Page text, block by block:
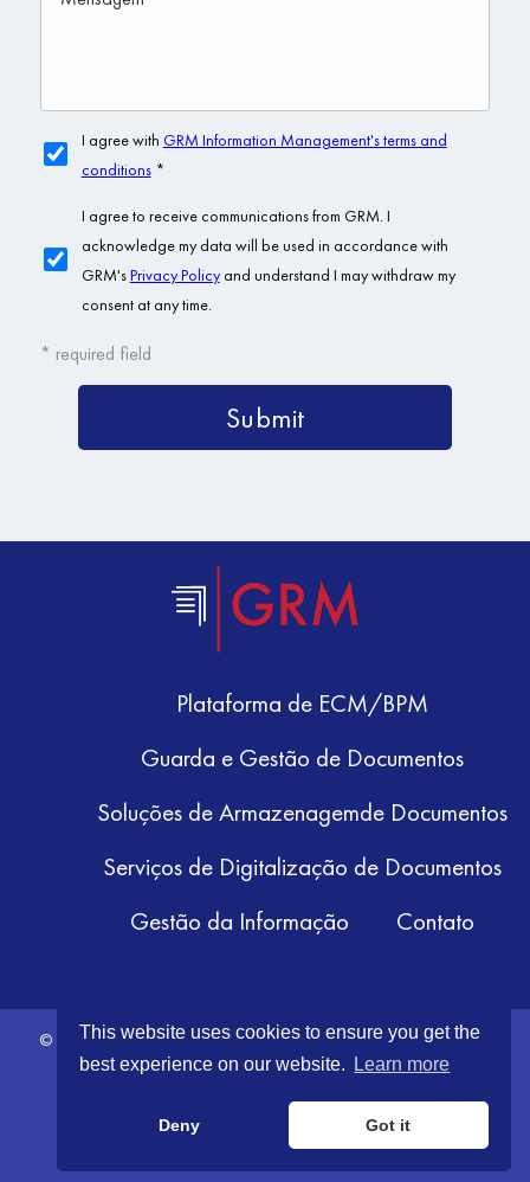
This website uses cookies to ensure you get the
best experience on our website.
Learn more
Deny Got it
Plataforma de ECM/BPM
Guarda e Gestão de Documentos
Soluções de Armazenagemde Documentos
Serviços de Digitalização de Documentos
Gestão da Informação
Contato
© 2026 GRM Information Management. All Rights Reserved.Terms &
Conditions|Privacy Policy